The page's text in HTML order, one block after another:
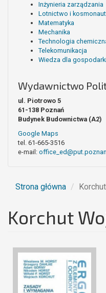
Inżynieria zarządzania
Lotnictwo i
Matematyka
Mechanika
Technologia
Telekomunikacja
Wiedza dla
Wydawnictwo
ul. Piotrowo 5
61-138 Poznań
Budynek Budownictwa (A2)
Google Maps
tel. 61-665-3516
e-mail:
Strona główna
Korchut